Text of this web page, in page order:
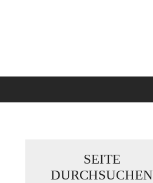
SEITE
DURCHSUCHEN